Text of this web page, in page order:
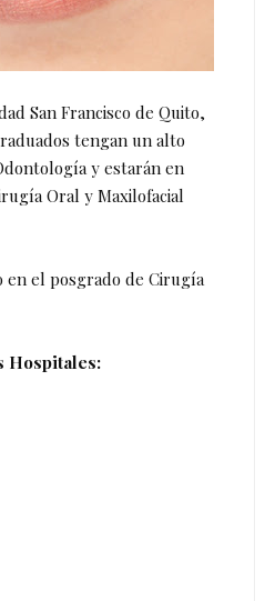
San Francisco de Quito,
tengan un alto
y estarán en
Oral y Maxilofacial
en el posgrado de Cirugía
Hospitales: